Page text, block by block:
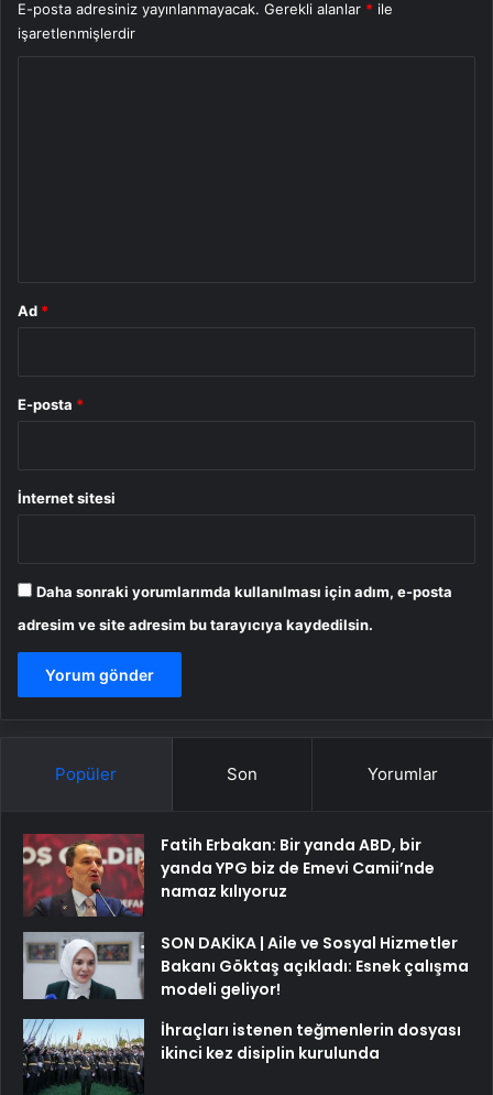
E-posta adresiniz yayınlanmayacak. Gerekli alanlar * ile
işaretlenmişlerdir
Ad *
E-posta *
İnternet sitesi
Daha sonraki yorumlarımda kullanılması için adım, e-posta
adresim ve site adresim bu tarayıcıya kaydedilsin.
Popüler Son Yorumlar
Fatih Erbakan: Bir yanda ABD, bir
yanda YPG biz de Emevi Camii’nde
namaz kılıyoruz
SON DAKİKA | Aile ve Sosyal Hizmetler
Bakanı Göktaş açıkladı: Esnek çalışma
modeli geliyor!
İhraçları istenen teğmenlerin dosyası
ikinci kez disiplin kurulunda